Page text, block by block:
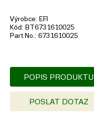
Výrobce
EFI
Kód
BT6731610025
Part No. 6731610025
POPIS PRODUKTU
POSLAT DOTAZ